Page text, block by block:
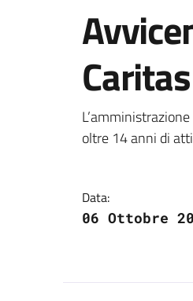
oltre 14 anni di
Data:
06 Ottobre